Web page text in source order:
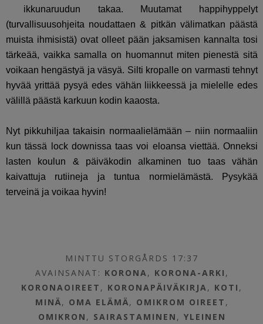
ikkunaruudun takaa. Muutamat happihyppelyt
(turvallisuusohjeita noudattaen & pitkän välimatkan päästä
muista ihmisistä) ovat olleet pään jaksamisen kannalta tosi
tärkeää, vaikka samalla on huomannut miten pienestä sitä
voikaan hengästyä ja väsyä. Silti kropalle on varmasti tehnyt
hyvää yrittää pysyä edes vähän liikkeessä ja mielelle edes
välillä päästä karkuun kodin kaaosta.
Nyt pikkuhiljaa takaisin normaalielämään – niin normaaliin
kun tässä lock downissa taas voi eloansa viettää. Onneksi
lasten koulun & päiväkodin alkaminen tuo taas vähän
kaivattuja rutiineja ja tuntua normielämästä. Pysykää
terveinä ja voikaa hyvin!
MINTTU STORGÅRDS 17:37
AVAINSANAT: KORONA, KORONA-ARKI ,
KORONAOIREET , KORONAPÄIVÄKIRJA, KOTI ,
MINÄ, OMA ELÄMÄ, OMIKROM OIREET ,
OMIKRON , SAIRASTAMINEN , YLEINEN